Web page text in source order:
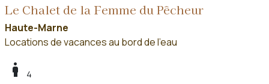
Le Chalet de la Femme du Pêcheur
Haute-Marne
Locations de vacances au bord de l'eau
boy
4